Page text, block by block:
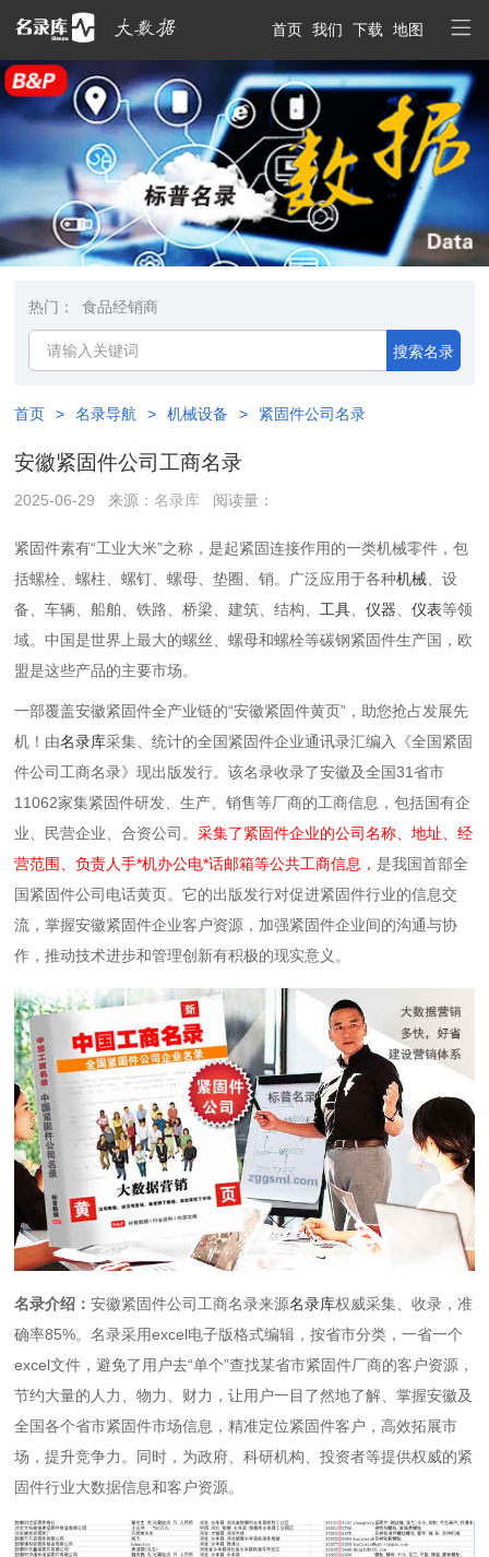
首页 我们 下载 地图
热门： 食品经销商
搜索名录
首页 > 名录导航 > 机械设备 > 紧固件公司名录
安徽紧固件公司工商名录
2025-06-29 来源：名录库 阅读量：
紧固件素有“工业大米”之称，是起紧固连接作用的一类机械零件，包
括螺栓、螺柱、螺钉、螺母、垫圈、销。广泛应用于各种机械 、设
备、车辆、船舶、铁路、桥梁、建筑、结构、 工具 、仪器 、仪表等领
域。中国是世界上最大的螺丝、螺母和螺栓等碳钢紧固件生产国，欧
盟是这些产品的主要市场。
一部覆盖安徽紧固件全产业链的“安徽紧固件黄页”，助您抢占发展先
机！由名录库采集、统计的全国紧固件企业通讯录汇编入《全国紧固
件公司工商名录》现出版发行。该名录收录了安徽及全国31省市
11062家集紧固件研发、生产、销售等厂商的工商信息，包括国有企
业、民营企业、合资公司。采集了紧固件企业的公司名称、地址、经
营范围、负责人手*机办公电*话邮箱等公共工商信息，是我国首部全
国紧固件公司电话黄页。它的出版发行对促进紧固件行业的信息交
流，掌握安徽紧固件企业客户资源，加强紧固件企业间的沟通与协
作，推动技术进步和管理创新有积极的现实意义。
名录介绍：安徽紧固件公司工商名录来源名录库权威采集、收录，准
确率85%。名录采用excel电子版格式编辑，按省市分类，一省一个
excel文件，避免了用户去“单个”查找某省市紧固件厂商的客户资源，
节约大量的人力、物力、财力，让用户一目了然地了解、掌握安徽及
全国各个省市紧固件市场信息，精准定位紧固件客户，高效拓展市
场，提升竞争力。同时，为政府、科研机构、投资者等提供权威的紧
固件行业大数据信息和客户资源。